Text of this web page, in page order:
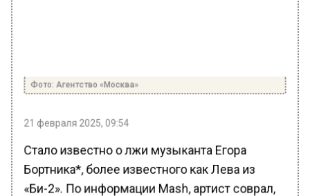
Фото: Агентство «Москва»
21 февраля 2025, 09:54
Стало известно о лжи музыканта Егора
Бортника*, более известного как Лева из
«Би-2». По информации Mash, артист соврал,